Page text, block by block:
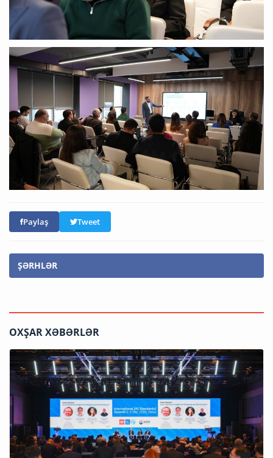
Paylaş Tweet
ŞƏRHLƏR
OXŞAR XƏBƏRLƏR